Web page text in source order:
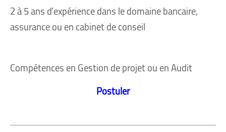
2 à 5 ans d’expérience dans le domaine bancaire,
assurance ou en cabinet de conseil
Compétences en Gestion de projet ou en Audit
Postuler